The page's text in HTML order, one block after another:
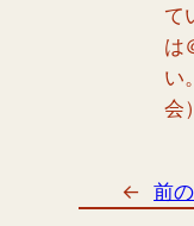
て
は
い
会
← 前